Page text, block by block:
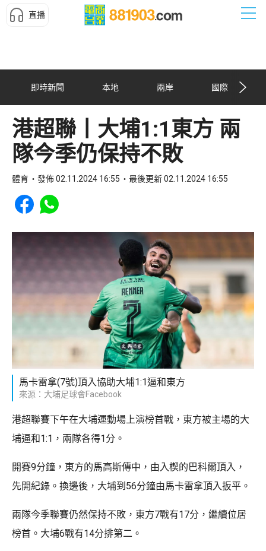
直播
即時新聞 本地 兩岸 國際
港超聯丨大埔1:1東方 兩
隊今季仍保持不敗
體育 發佈 02.11.2024 16:55 最後更新 02.11.2024 16:55
Share to Facebook
Share to WhatsApp
馬卡雷拿(7號)頂入協助大埔1:1逼和東方
來源：大埔足球會Facebook
港超聯賽下午在大埔運動場上演榜首戰，東方被主場的大
埔逼和1:1，兩隊各得1分。
開賽9分鐘，東方的馬高斯傳中，由入楔的巴科爾頂入，
先開紀錄。換邊後，大埔到56分鐘由馬卡雷拿頂入扳平。
兩隊今季聯賽仍然保持不敗，東方7戰有17分，繼續位居
榜首。大埔6戰有14分排第二。